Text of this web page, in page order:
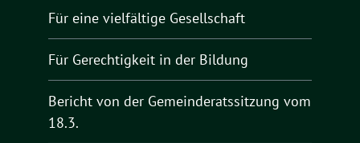
Für eine vielfältige Gesellschaft
Für Gerechtigkeit in der Bildung
Bericht von der Gemeinderatssitzung vom
18.3.